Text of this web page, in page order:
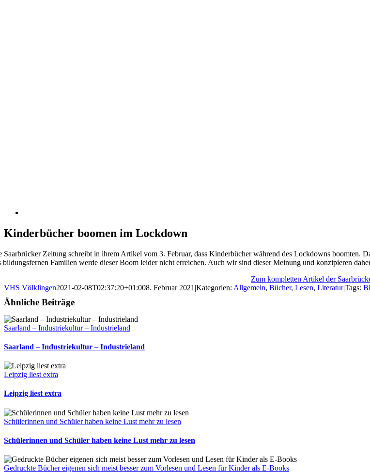
Kinderbücher boomen im Lockdown
Saarbrücker Zeitung schreibt in ihrem Artikel vom 3. Februar, dass Kinderbücher während des Lockdowns boomten.
bildungsfernen Familien werde dieser Boom leider nicht erreichen. Auch wir sind dieser Meinung und konzipieren
Zum kompletten Artikel der
VHS Völklingen2021-02-08T02:37:20+01:008. Februar 2021 |Kategorien: Allgemein, Bücher, Lesen, Literatur|Tags:
Ähnliche Beiträge
Saarland – Industriekultur – Industrieland
Saarland – Industriekultur – Industrieland
Leipzig liest extra
Leipzig liest extra
Schülerinnen und Schüler haben keine Lust mehr zu lesen
Schülerinnen und Schüler haben keine Lust mehr zu lesen
Gedruckte Bücher eigenen sich meist besser zum Vorlesen und Lesen für Kinder als E-Books